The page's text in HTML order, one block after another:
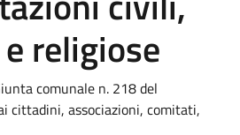
religiose
comunale n. 218 del
associazioni, comitati,